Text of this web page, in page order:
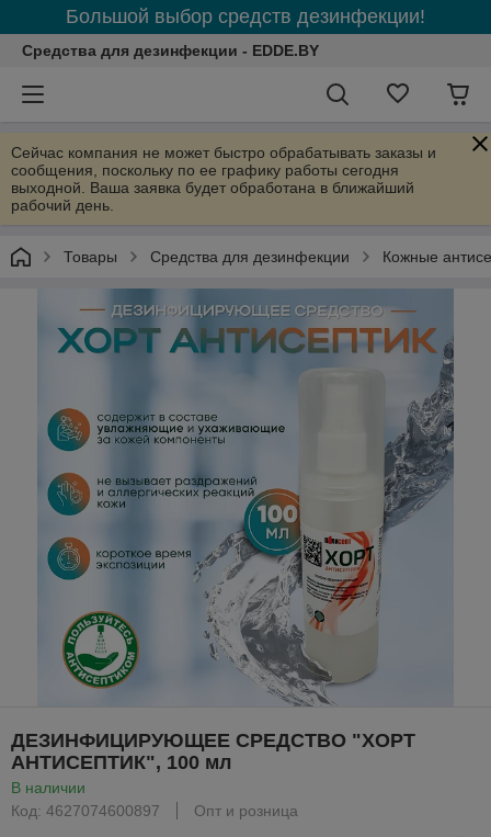
Большой выбор средств дезинфекции!
Средства для дезинфекции - EDDE.BY
Сейчас компания не может быстро обрабатывать заказы и
сообщения, поскольку по ее графику работы сегодня
выходной. Ваша заявка будет обработана в ближайший
рабочий день.
Товары Средства для дезинфекции Кожные
ДЕЗИНФИЦИРУЮЩЕЕ СРЕДСТВО "ХОРТ
АНТИСЕПТИК", 100 мл
В наличии
Код: 4627074600897
Опт и розница